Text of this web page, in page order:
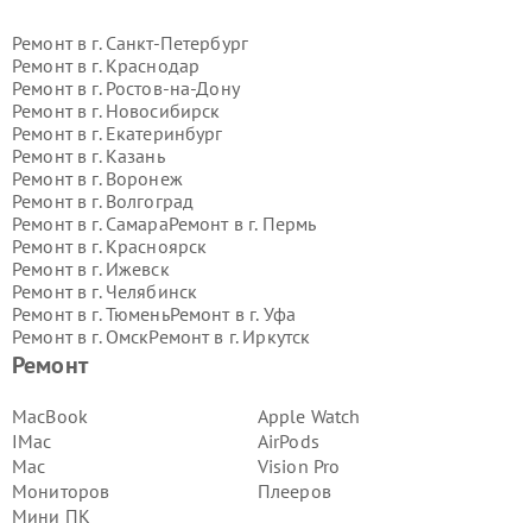
Ремонт
MacBook
IMac
Mac
Мониторов
Мини ПК
Apple Watch
AirPods
Vision Pro
Плееров
Ремонт в г. Санкт-Петербург
Ремонт в г. Краснодар
Ремонт в г. Ростов-на-Дону
Ремонт в г. Новосибирск
Ремонт в г. Екатеринбург
Ремонт в г. Казань
Ремонт в г. Воронеж
Ремонт в г. Волгоград
Ремонт в г. СамараРемонт в г. Пермь
Ремонт в г. Красноярск
Ремонт в г. Ижевск
Ремонт в г. Челябинск
Ремонт в г.ТюменьРемонт в г. Уфа
Ремонт в г. ОмскРемонт в г. Иркутск
Ремонт в г.
Ремонт в г.
Ремонт в г.
Ремонт в г.
Ремонт в г.
Ремонт в г.Ульяновск
Ремонт в г.